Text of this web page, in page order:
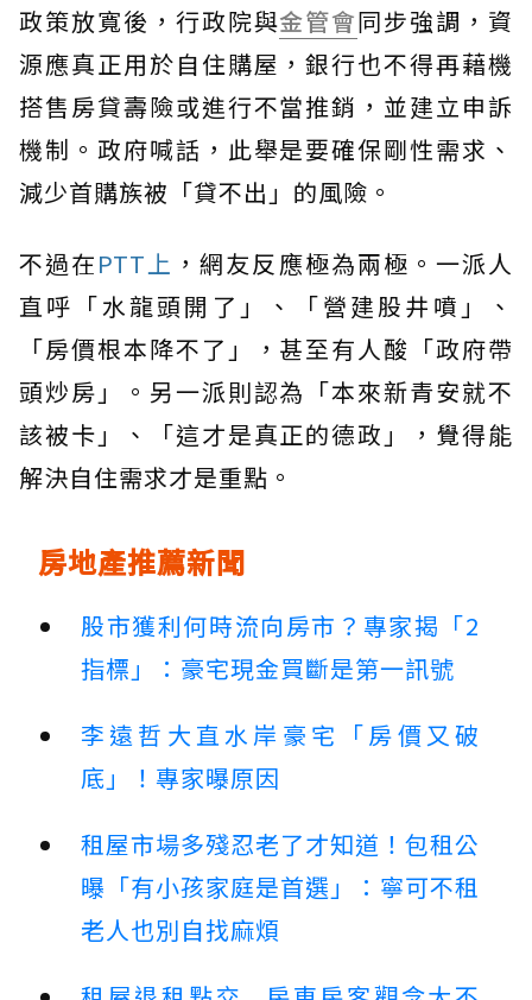
政策放寬後，行政院與金管會同步強調，資
源應真正用於自住購屋，銀行也不得再藉機
搭售房貸壽險或進行不當推銷，並建立申訴
機制。政府喊話，此舉是要確保剛性需求、
減少首購族被「貸不出」的風險。
不過在PTT上 ，網友反應極為兩極。一派人
直呼「水龍頭開了」、「營建股井噴」、
「房價根本降不了」，甚至有人酸「政府帶
頭炒房」。另一派則認為「本來新青安就不
該被卡」、「這才是真正的德政」，覺得能
解決自住需求才是重點。
房地產推薦新聞
股市獲利何時流向房市？專家揭「2
指標」：豪宅現金買斷是第一訊號
李遠哲大直水岸豪宅「房價又破
底」！專家曝原因
租屋市場多殘忍老了才知道！包租公
曝「有小孩家庭是首選」：寧可不租
老人也別自找麻煩